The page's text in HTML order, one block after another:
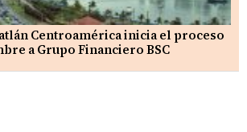
Centroamérica inicia el proceso
a Grupo Financiero BSC